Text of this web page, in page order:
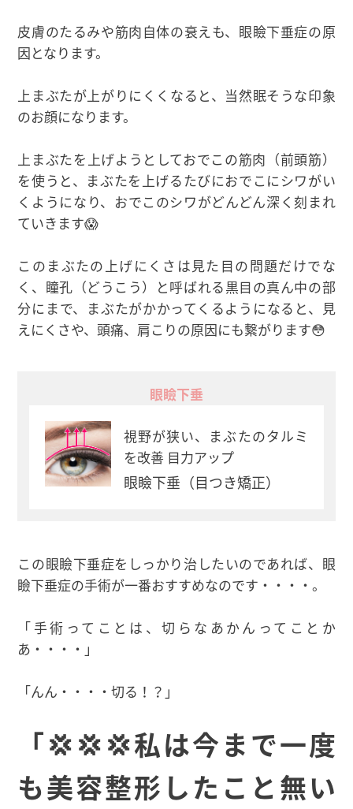
皮膚のたるみや筋肉自体の衰えも、眼瞼下垂症の原
因となります。
上まぶたが上がりにくくなると、当然眠そうな印象
のお顔になります。
上まぶたを上げようとしておでこの筋肉（前頭筋）
を使うと、まぶたを上げるたびにおでこにシワがい
くようになり、おでこのシワがどんどん深く刻まれ
ていきます😱
このまぶたの上げにくさは見た目の問題だけでな
く、瞳孔（どうこう）と呼ばれる黒目の真ん中の部
分にまで、まぶたがかかってくるようになると、見
えにくさや、頭痛、肩こりの原因にも繋がります😳
眼瞼下垂
視野が狭い、まぶたのタルミ
を改善 目力アップ
眼瞼下垂（目つき矯正）
この眼瞼下垂症をしっかり治したいのであれば、眼
瞼下垂症の手術が一番おすすめなのです・・・・。
「手術ってことは、切らなあかんってことか
あ・・・・」
「んん・・・・切る！？」
「💢💢💢私は今まで一度
も美容整形したこと無い